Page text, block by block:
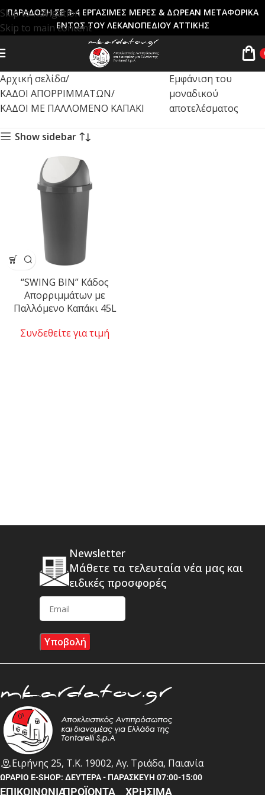
Skip to navigation
Skip to main content
ΠΑΡΑΔΟΣΗ ΣΕ 3-4 ΕΡΓΑΣΙΜΕΣ ΜΕΡΕΣ & ΔΩΡΕΑΝ ΜΕΤΑΦΟΡΙΚΑ
ΕΝΤΟΣ ΤΟΥ ΛΕΚΑΝΟΠΕΔΙΟΥ ΑΤΤΙΚΗΣ
Αρχική σελίδα
ΚΑΔΟΙ ΑΠΟΡΡΙΜΜΑΤΩΝ
ΚΑΔΟΙ ΜΕ ΠΑΛΛΟΜΕΝΟ ΚΑΠΑΚΙ
Εμφάνιση του
μοναδικού
αποτελέσματος
Show sidebar
“SWING BIN” Κάδος
Απορριμμάτων με
Παλλόμενο Καπάκι 45L
Συνδεθείτε για τιμή
Newsletter
Μάθετε τα τελευταία νέα μας και
ειδικές προσφορές
Ειρήνης 25, Τ.Κ. 19002, Αγ. Τριάδα, Παιανία
ΩΡΑΡΙΟ E-SHOP: ΔΕΥΤΕΡΑ - ΠΑΡΑΣΚΕΥΗ 07:00-15:00
ΕΠΙΚΟΙΝΩΝΙΑΠΡΟΪΟΝΤΑ ΧΡΗΣΙΜΑ